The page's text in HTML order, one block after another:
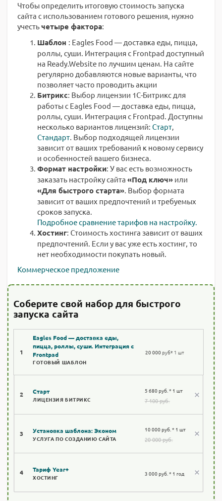
Чтобы определить итоговую стоимость запуска
сайта с использованием готового решения, нужно
учестьчетыре фактора:
Шаблон : Eagles Food — доставка еды, пицца,
роллы, суши. Интеграция с Frontpad доступный
на Ready.Website по лучшим ценам. На сайте
регулярно добавляются новые варианты, что
позволяет часто проводить акции
Битрикс: Выбор лицензии 1С-Битрикс для
работы с Eagles Food — доставка еды, пицца,
роллы, суши. Интеграция с Frontpad. Доступны
несколько вариантов лицензий: Старт,
Стандарт. Выбор подходящей лицензии
зависит от ваших требований к новому сервису
и особенностей вашего бизнеса.
Формат настройки: У вас есть возможность
заказать настройку сайта «Под ключ» или
«Для быстрого старта». Выбор формата
зависит от ваших предпочтений и требуемых
сроков запуска.
Подробное сравнение тарифов на настройку.
Хостинг: Стоимость хостинга зависит от ваших
предпочтений. Если у вас уже есть хостинг, то
нет необходимости покупать новый.
Коммерческое предложение
Соберите свой набор для быстрого
запуска сайта
1
Eagles Food — доставка еды,
пицца, роллы, суши. Интеграция с
Frontpad
ГОТОВЫЙ ШАБЛОН
20 000 руб* 1 шт
2 Старт
ЛИЦЕНЗИЯ БИТРИКС
5 680 руб. * 1 шт
7 100 руб.
3 Установка шаблона: Эконом
УСЛУГА ПО СОЗДАНИЮ САЙТА
10 000 руб. * 1 шт
20 000 руб.
4 Тариф Year+
ХОСТИНГ
3 000 руб. * 1 год